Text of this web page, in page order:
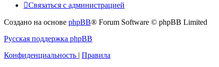
Связаться с администрацией
Создано на основе phpBB® Forum Software © phpBB Limited
Русская поддержка phpBB
Конфиденциальность | Правила